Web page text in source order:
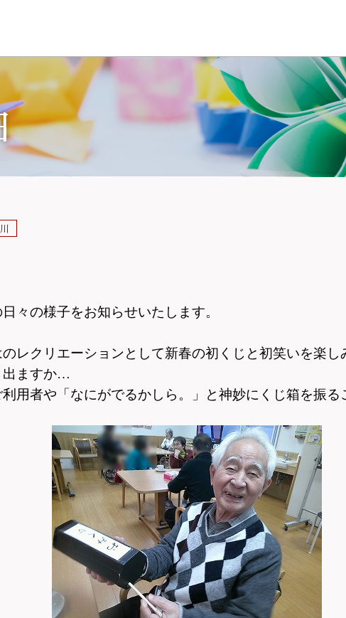
日々の様子をお知らせいたします。
レクリエーションとして新春の初くじと初笑いを楽し
出ますか…
利用者や 「 なにがでるかしら。」と神妙にくじ箱を振る